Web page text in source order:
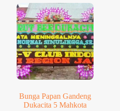
Bunga Papan Gandeng
Dukacita 5 Mahkota